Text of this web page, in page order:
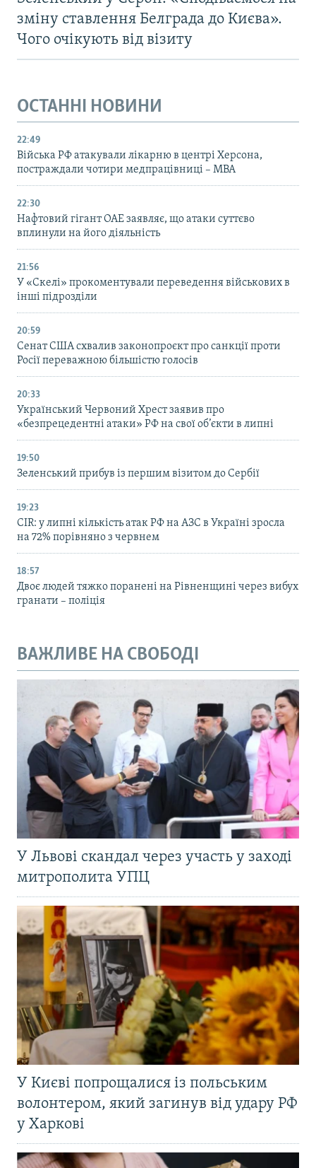
зміну ставлення Белграда до Києва».
Чого очікують від візиту
ОСТАННІ НОВИНИ
22:49
Війська РФ атакували лікарню в центрі Херсона,
постраждали чотири медпрацівниці – МВА
22:30
Нафтовий гігант ОАЕ заявляє, що атаки суттєво
вплинули на його діяльність
21:56
У «Скелі» прокоментували переведення військових в
інші підрозділи
20:59
Cенат США схвалив законопроєкт про санкції проти
Росії переважною більшістю голосів
20:33
Український Червоний Хрест заявив про
«безпрецедентні атаки» РФ на свої об’єкти в липні
19:50
Зеленський прибув із першим візитом до Сербії
19:23
CIR: у липні кількість атак РФ на АЗС в Україні зросла
на 72% порівняно з червнем
18:57
Двоє людей тяжко поранені на Рівненщині через вибух
гранати – поліція
ВАЖЛИВЕ НА СВОБОДІ
У Львові скандал через участь у заході
митрополита УПЦ
У Києві попрощалися із польським
волонтером, який загинув від удару РФ
у Харкові